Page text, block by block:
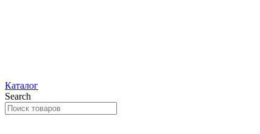
Каталог
Search